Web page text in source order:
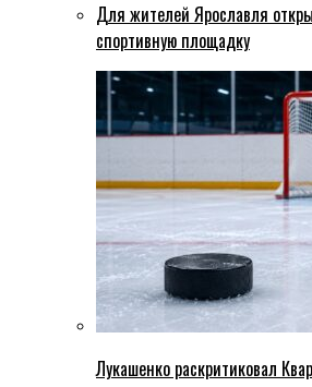
Для жителей Ярославля
спортивную площадку
Лукашенко раскритиковал